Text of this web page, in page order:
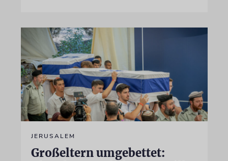
JERUSALEM
Großeltern umgebettet: